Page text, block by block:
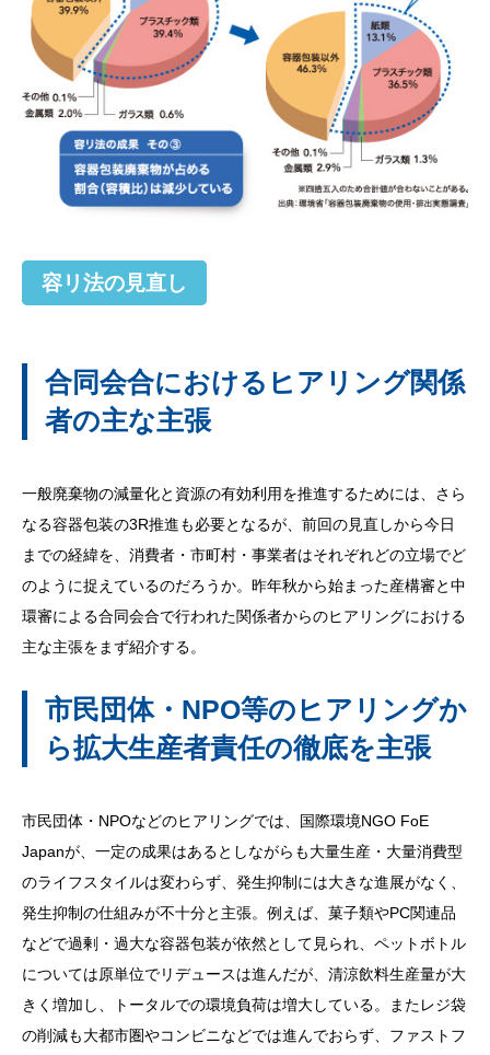
容リ法の見直し
合同会合におけるヒアリング関係
者の主な主張
一般廃棄物の減量化と資源の有効利用を推進するためには、さら
なる容器包装の3R推進も必要となるが、前回の見直しから今日
までの経緯を、消費者・市町村・事業者はそれぞれどの立場でど
のように捉えているのだろうか。昨年秋から始まった産構審と中
環審による合同会合で行われた関係者からのヒアリングにおける
主な主張をまず紹介する。
市民団体・NPO等のヒアリングか
ら拡大生産者責任の徹底を主張
市民団体・NPOなどのヒアリングでは、国際環境NGO FoE
Japanが、一定の成果はあるとしながらも大量生産・大量消費型
のライフスタイルは変わらず、発生抑制には大きな進展がなく、
発生抑制の仕組みが不十分と主張。例えば、菓子類やPC関連品
などで過剰・過大な容器包装が依然として見られ、ペットボトル
については原単位でリデュースは進んだが、清涼飲料生産量が大
きく増加し、トータルでの環境負荷は増大している。またレジ袋
の削減も大都市圏やコンビニなどでは進んでおらず、ファストフ